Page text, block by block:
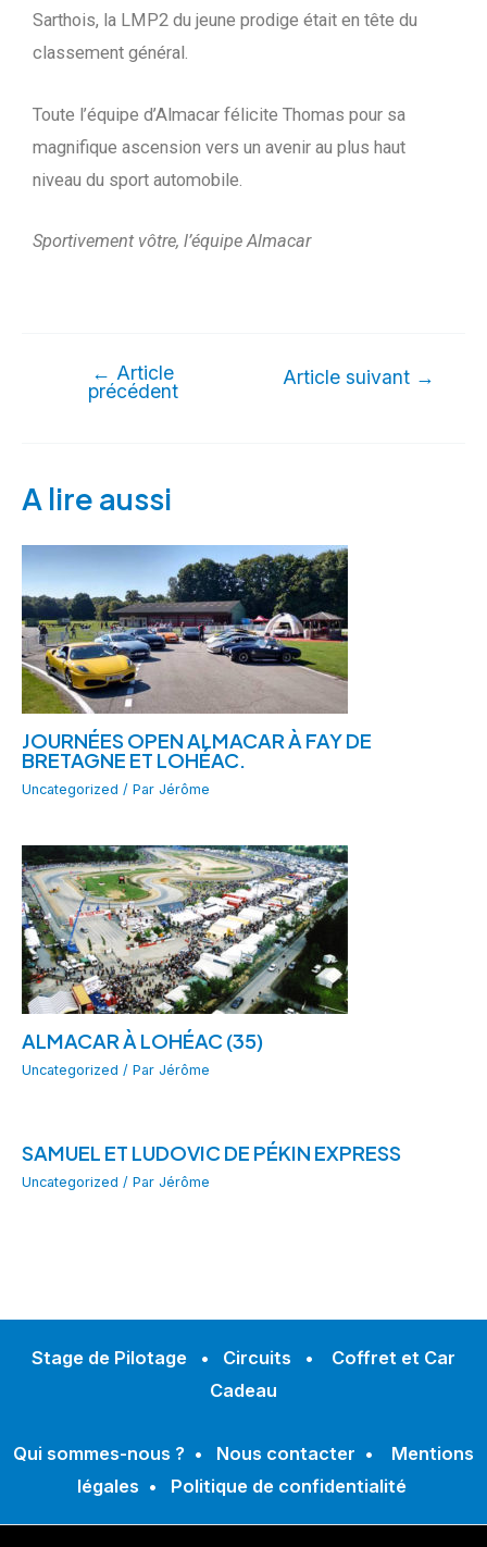
Sarthois, la LMP2 du jeune prodige était en tête du
classement général.
Toute l’équipe d’Almacar félicite Thomas pour sa
magnifique ascension vers un avenir au plus haut
niveau du sport automobile.
Sportivement vôtre, l’équipe Almacar
← Article
précédent
Article suivant →
A lire aussi
JOURNÉES OPEN ALMACAR À FAY DE
BRETAGNE ET LOHÉAC.
Uncategorized / Par Jérôme
ALMACAR À LOHÉAC (35)
Uncategorized / Par Jérôme
SAMUEL ET LUDOVIC DE PÉKIN EXPRESS
Uncategorized / Par Jérôme
Stage de Pilotage • Circuits • Coffret et Car
Cadeau
Qui sommes-nous ? • Nous contacter • Mentions
légales • Politique de confidentialité